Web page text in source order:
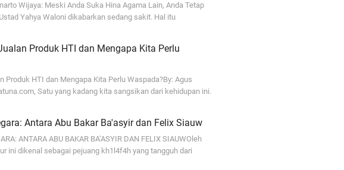
Wijaya: Meski Anda Suka Hina Agama Lain, Anda Tetap
Yahya Waloni dikabarkan sedang sakit. Hal itu
Produk HTI dan Mengapa Kita Perlu
Produk HTI dan Mengapa Kita Perlu Waspada?By: Agus
Satu yang kadang kita sangsikan dari kehidupan ini.
Antara Abu Bakar Ba'asyir dan Felix Siauw
ANTARA ABU BAKAR BA’ASYIR DAN FELIX SIAUWOleh
ini dikenal sebagai pejuang kh1l4f4h yang tangguh dari